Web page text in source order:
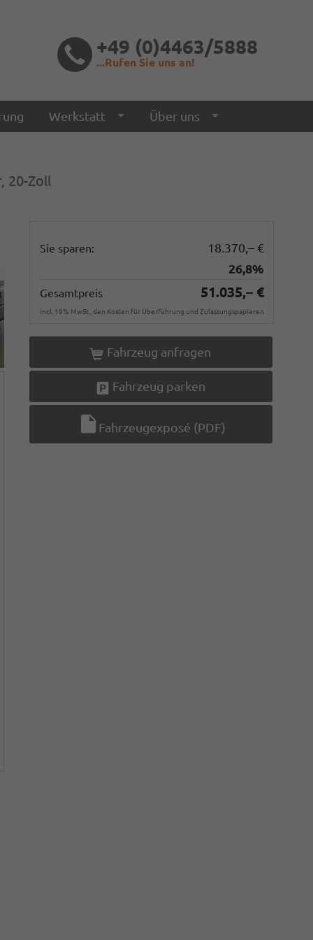
+49 (0)4463/5888
...Rufen Sie uns an!
Werkstatt Über uns
20-Zoll
Sie sparen:
18.370,– €
26,8%
Gesamtpreis 51.035,– €
incl. 19% MwSt., den Kosten für Überführung und Zulassungspapieren
Fahrzeug anfragen
Fahrzeug parken
Fahrzeugexposé (PDF)